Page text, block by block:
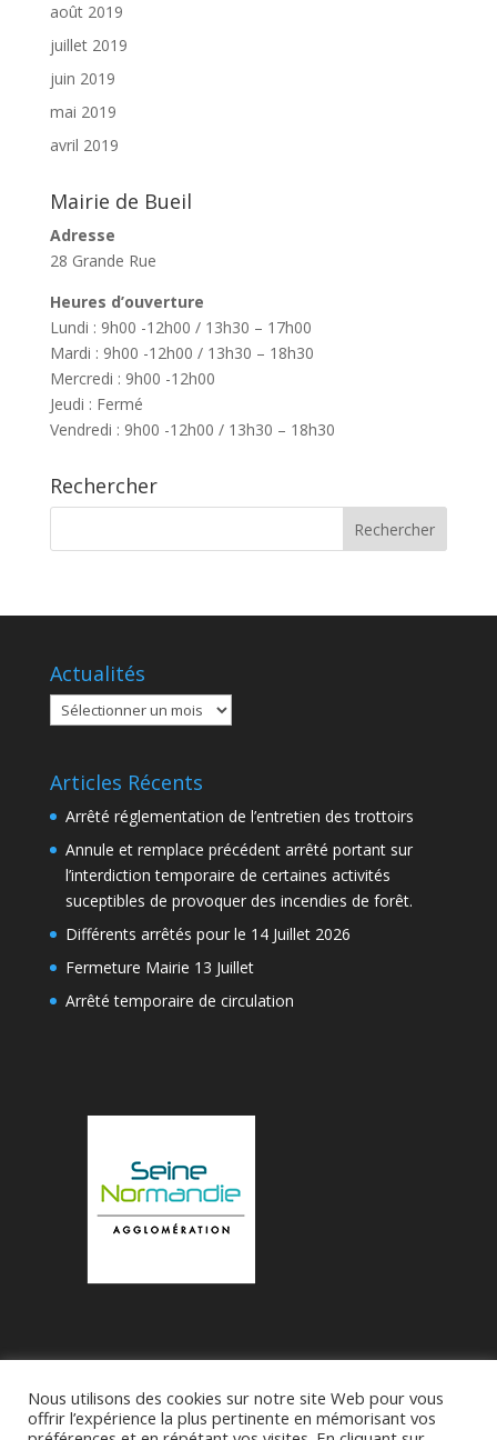
août 2019
juillet 2019
juin 2019
mai 2019
avril 2019
Mairie de Bueil
Adresse
28 Grande Rue
Heures d’ouverture
Lundi : 9h00 -12h00 / 13h30 – 17h00
Mardi : 9h00 -12h00 / 13h30 – 18h30
Mercredi : 9h00 -12h00
Jeudi : Fermé
Vendredi : 9h00 -12h00 / 13h30 – 18h30
Rechercher
Actualités
Actualités
Articles Récents
Arrêté réglementation de l’entretien des trottoirs
Annule et remplace précédent arrêté portant sur
l’interdiction temporaire de certaines activités
suceptibles de provoquer des incendies de forêt.
Différents arrêtés pour le 14 Juillet 2026
Fermeture Mairie 13 Juillet
Arrêté temporaire de circulation
Accueil Municipalité
Le Village de Bueil
Nous utilisons des cookies sur notre site Web pour vous
offrir l’expérience la plus pertinente en mémorisant vos